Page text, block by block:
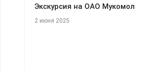
Экскурсия на ОАО Мукомол
2 июня 2025